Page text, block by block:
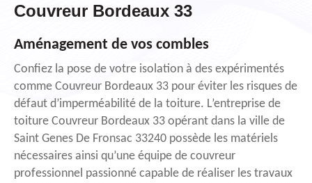
Couvreur Bordeaux 33
Aménagement de vos combles
Confiez la pose de votre isolation à des expérimentés
comme Couvreur Bordeaux 33 pour éviter les risques de
défaut d’imperméabilité de la toiture. L’entreprise de
toiture Couvreur Bordeaux 33 opérant dans la ville de
Saint Genes De Fronsac 33240 possède les matériels
nécessaires ainsi qu’une équipe de couvreur
professionnel passionné capable de réaliser les travaux